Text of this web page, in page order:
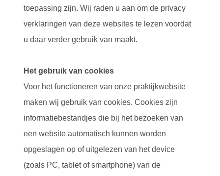
toepassing zijn. Wij raden u aan om de privacy
verklaringen van deze websites te lezen voordat
u daar verder gebruik van maakt.
Het gebruik van cookies
Voor het functioneren van onze praktijkwebsite
maken wij gebruik van cookies. Cookies zijn
informatiebestandjes die bij het bezoeken van
een website automatisch kunnen worden
opgeslagen op of uitgelezen van het device
(zoals PC, tablet of smartphone) van de